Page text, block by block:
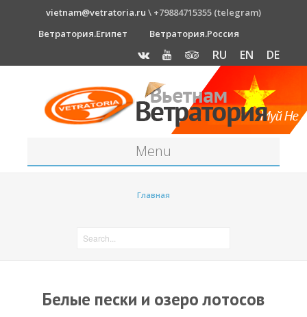
vietnam@vetratoria.ru \ +79884715355 (telegram)
Ветратория.Египет
Ветратория.Россия
RU EN DE
Menu
RRD Russian Cup
Главная
Белые пески и озеро лотосов